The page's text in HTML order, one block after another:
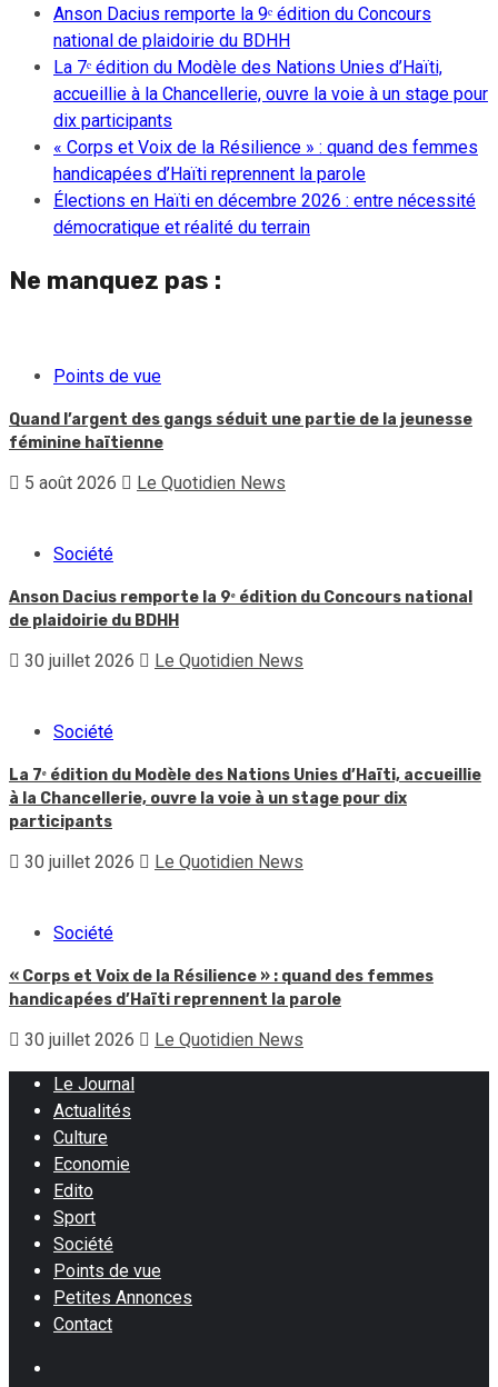
Anson Dacius remporte la 9ᵉ édition du Concours
national de plaidoirie du BDHH
La 7ᵉ édition du Modèle des Nations Unies d’Haïti,
accueillie à la Chancellerie, ouvre la voie à un stage pour
dix participants
« Corps et Voix de la Résilience » : quand des femmes
handicapées d’Haïti reprennent la parole
Élections en Haïti en décembre 2026 : entre nécessité
démocratique et réalité du terrain
Ne manquez pas :
Points de vue
Quand l’argent des gangs séduit une partie de la jeunesse
féminine haïtienne
5 août 2026 Le Quotidien News
Société
Anson Dacius remporte la 9ᵉ édition du Concours national
de plaidoirie du BDHH
30 juillet 2026 Le Quotidien News
Société
La 7ᵉ édition du Modèle des Nations Unies d’Haïti, accueillie
à la Chancellerie, ouvre la voie à un stage pour dix
participants
30 juillet 2026 Le Quotidien News
Société
« Corps et Voix de la Résilience » : quand des femmes
handicapées d’Haïti reprennent la parole
30 juillet 2026 Le Quotidien News
Le Journal
Actualités
Culture
Economie
Edito
Sport
Société
Points de vue
Petites Annonces
Contact